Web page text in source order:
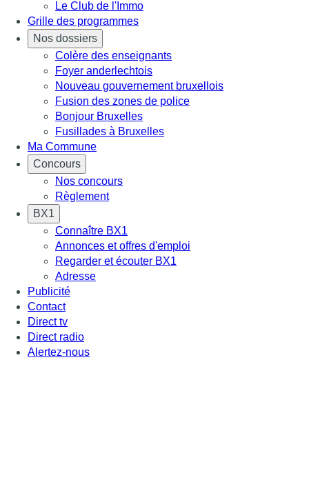
Le Club de l'Immo
Grille des programmes
Nos dossiers
Colère des enseignants
Foyer anderlechtois
Nouveau gouvernement bruxellois
Fusion des zones de police
Bonjour Bruxelles
Fusillades à Bruxelles
Ma Commune
Concours
Nos concours
Règlement
BX1
Connaître BX1
Annonces et offres d'emploi
Regarder et écouter BX1
Adresse
Publicité
Contact
Direct tv
Direct radio
Alertez-nous